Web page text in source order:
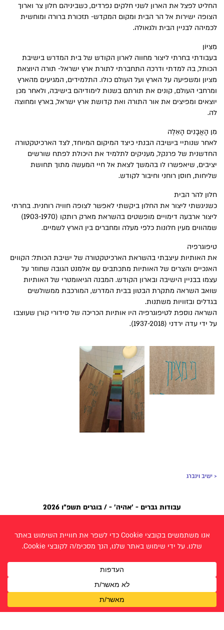
החליט לפצל את הארון לשני חלקים נפרדים, כשביניהם חלון צר וארוך
הצופה ישירות אל הר הבית ומקום המקדש- תזכורת ברורה ומוחשית
לכמיהה לבניין הבית ולגאולה.
מִצִּיּוֹן
בעבודתי בחרתי ליצור מחווה לארון הקודש של בית המדרש בישיבת
הכותל, בה למדתי ודרכה התחברתי לתורת ארץ ישראל- תורה היוצאת
מציון ומשפיעה על הארץ ועל העולם כולו. התלמידים, המגיעים מהארץ
ומרחבי העולם, קונים את תורתם בשנות לימודיהם בישיבה, ולאחר מכן
יוצאים ומפיצים את אור התורה ואת קדושת ארץ ישראל, בארץ ומחוצה
לה.
מִן הָאֲבָנִים הָאֵלֶּה
לאחר שנותיי בישיבה הבנתי כיצד המיקום המיוחד, לצד הארכיטקטורה
החדשנית של פרנקל, מעניקים לתלמיד את היכולת לפתח שורשים
יציבים, שיאפשרו לו בהמשך לצאת אל חיי המעשה מתוך תחושת
שליחות, חוסן רוחני וחיבור לקודש.
חלון להר הבית
כשניגשתי ליצור את החלון ביקשתי לאפשר לצופה חוויה רוחנית. בחרתי
ליצור ארבעה דימויים מופשטים בהשראת מארק רותקו (1903-1970)
שמהווים מעין חלונות כלפי מעלה ומחברים בין הארץ לשמיים.
טיפוגרפיה
את האותיות עיצבתי בהשראת הארכיטקטורה של ישיבת הכותל: הקווים
האנכיים והצרים של האותיות מתכתבים עם אלמנט הגובה שחוזר על
עצמו בבניין הישיבה ובארון הקודש. המבנה הגיאומטרי של האותיות
שואב השראה מתקרת הבטון בבית המדרש, המורכבת ממשולשים
בגדלים ובזוויות משתנות.
השראה נוספת לטיפוגרפיה היו אותיות הכריכה של סידורי קורן שעוצבו
על ידי עדה ירדני (1937-2018).
< ישיב וינברג
עבודות גברים - 'אהיה' - / בוגרים תשפ״ו 2026
בארי אייזן